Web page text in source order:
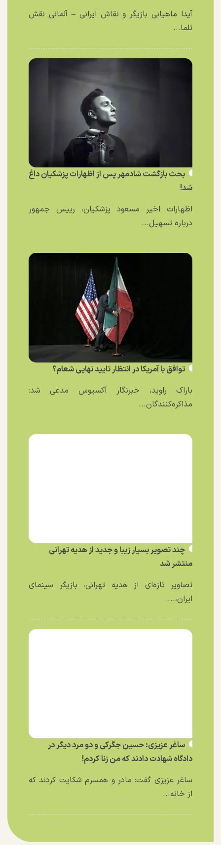
آیدا ماهیانی بازیگر و نقاش ایرانی – آلمانی نقش
تلما...
بحث بازگشت شادمهر پس از اظهارات پزشکیان داغ
شد!
اظهارات اخیر مسعود پزشکیان، رییس جمهور
درباره تسهیل...
توافق با آمریکا در انتظار تایید نهایی شعام؟
باراک راوید، خبرنگار آکسیوس مدعی شد:
مذاکره‌کنندگان...
چند تصویر بسیار زیبا و جدید از هدیه تهرانی
منتشر شد
تصاویر تازه‌ای از هدیه تهرانی، بازیگر سینمای
ایران،...
ساغر عزیزی: حسین جگرکی و دو مرد دیگر در
دادگاه شهادت دادند که من زنا کردم!
ساغر عزیزی گفت: مادر و همسرم شکایت کردند که
از خانه...